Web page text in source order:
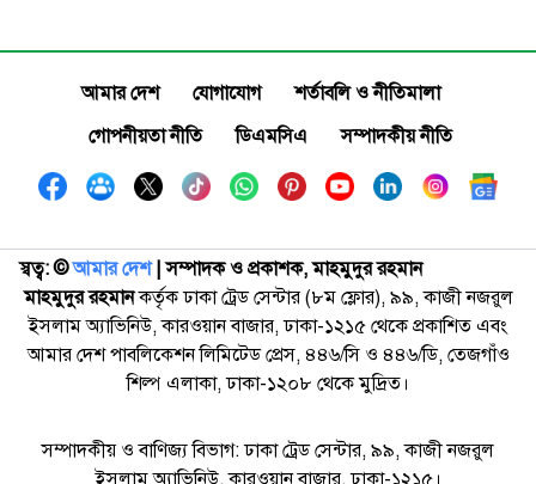
আমার দেশ যোগাযোগ
শর্তাবলি ও নীতিমালা
গোপনীয়তা নীতি
ডিএমসিএ সম্পাদকীয় নীতি
স্বত্ব: ©️আমার দেশ| সম্পাদক ও প্রকাশক, মাহমুদুর রহমান
মাহমুদুর রহমানকর্তৃক ঢাকা ট্রেড সেন্টার (৮ম ফ্লোর), ৯৯, কাজী নজরুল
ইসলাম অ্যাভিনিউ, কারওয়ান বাজার, ঢাকা-১২১৫ থেকে প্রকাশিত এবং
আমার দেশ পাবলিকেশন লিমিটেড প্রেস, ৪৪৬/সি ও ৪৪৬/ডি, তেজগাঁও
শিল্প এলাকা, ঢাকা-১২০৮ থেকে মুদ্রিত।
সম্পাদকীয় ও বাণিজ্য বিভাগ: ঢাকা ট্রেড সেন্টার, ৯৯, কাজী নজরুল
ইসলাম অ্যাভিনিউ, কারওয়ান বাজার, ঢাকা-১২১৫।